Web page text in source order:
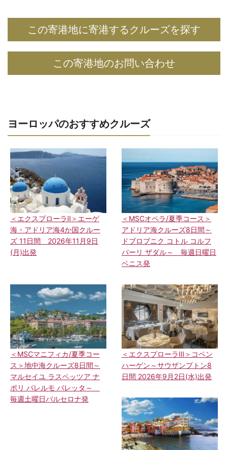
この寄港地に寄港するクルーズを探す
この寄港地のお問い合わせ
ヨーロッパのおすすめクルーズ
＜エクスプローラⅡ＞エーゲ
海・アドリア海4か国クルー
ズ 11日間 2026年11月9日
(月)出発
＜MSCオペラ/夏季コース＞
アドリア海クルーズ8日間～
ドブロブニク コトル コルフ
バーリ ザダル～ 毎週日曜日
ベニス発
＜MSCマニフィカ/夏季コー
ス＞地中海クルーズ8日間～
マルセイユ ラスペッツア ナ
ポリ パレルモ バレッタ～
毎週土曜日バルセロナ発
＜エクスプローラⅢ＞コペン
ハーゲン～サウザンプトン8
日間 2026年9月2日(水)出発